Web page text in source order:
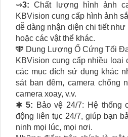
⇝3: Chất lượng hình ảnh
KBVision cung cấp hình ảnh
dễ dàng nhận diện chi tiết như
hoặc các vật thể khác.
🕎 Dung Lượng Ổ Cứng Tối
KBVision cung cấp nhiều loại
các mục đích sử dụng khác
sát ban đêm, camera chống
camera xoay, v.v.
✱ 5: Bảo vệ 24/7: Hệ thống
động liên tục 24/7, giúp bạn
ninh mọi lúc, mọi nơi.